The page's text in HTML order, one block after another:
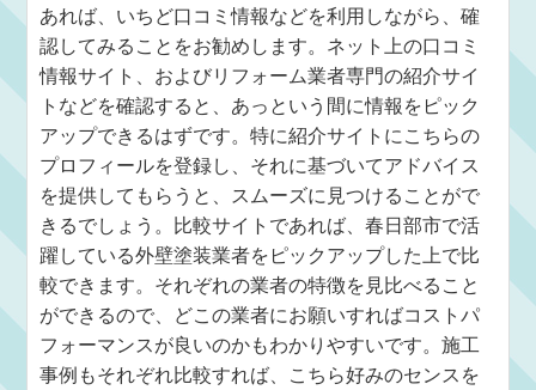
あれば、いちど口コミ情報などを利用しながら、確
認してみることをお勧めします。ネット上の口コミ
情報サイト、およびリフォーム業者専門の紹介サイ
トなどを確認すると、あっという間に情報をピック
アップできるはずです。特に紹介サイトにこちらの
プロフィールを登録し、それに基づいてアドバイス
を提供してもらうと、スムーズに見つけることがで
きるでしょう。比較サイトであれば、春日部市で活
躍している外壁塗装業者をピックアップした上で比
較できます。それぞれの業者の特徴を見比べること
ができるので、どこの業者にお願いすればコストパ
フォーマンスが良いのかもわかりやすいです。施工
事例もそれぞれ比較すれば、こちら好みのセンスを